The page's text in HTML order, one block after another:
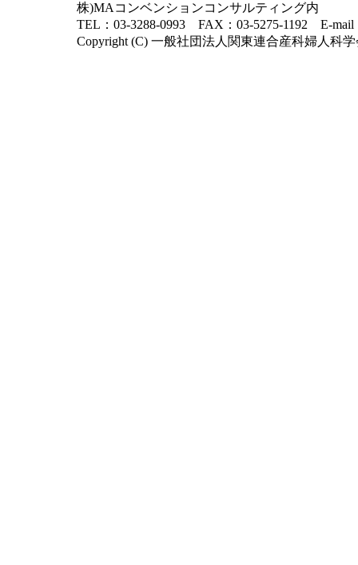
株)MAコンベンションコンサルティング内
TEL：03-3288-0993 FAX：03-5275-1192 E-mail
Copyright (C) 一般社団法人関東連合産科婦人科